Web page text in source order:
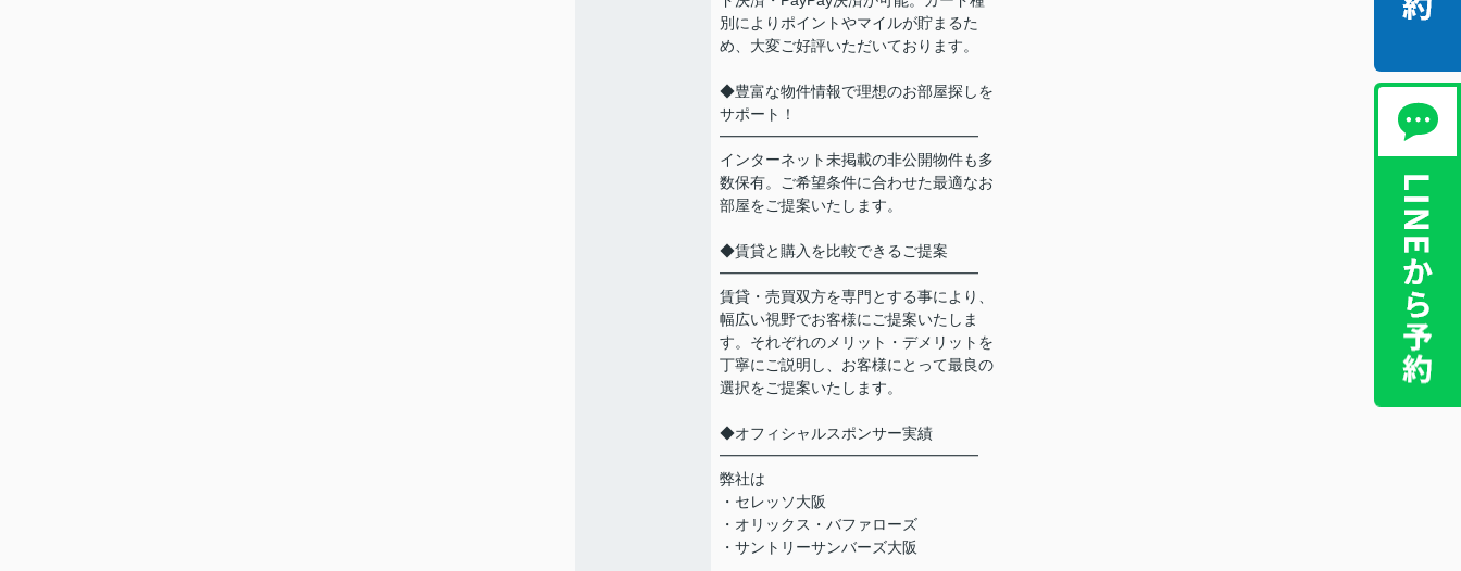
別によりポイントやマイルが貯まるた
め、大変ご好評いただいております。
◆豊富な物件情報で理想のお部屋探しを
サポート！
━━━━━━━━━━━━━━━━━
インターネット未掲載の非公開物件も多
数保有。ご希望条件に合わせた最適なお
部屋をご提案いたします。
◆賃貸と購入を比較できるご提案
━━━━━━━━━━━━━━━━━
賃貸・売買双方を専門とする事により、
幅広い視野でお客様にご提案いたしま
す。それぞれのメリット・デメリットを
丁寧にご説明し、お客様にとって最良の
選択をご提案いたします。
◆オフィシャルスポンサー実績
━━━━━━━━━━━━━━━━━
弊社は
・セレッソ大阪
・オリックス・バファローズ
・サントリーサンバーズ大阪